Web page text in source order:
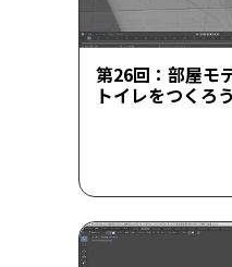
第26回：部屋モ
トイレをつくろ